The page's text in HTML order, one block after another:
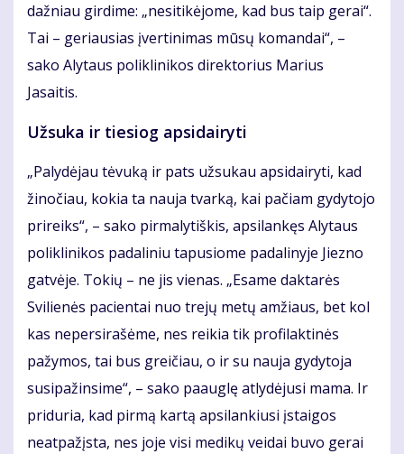
dažniau girdime: „nesitikėjome, kad bus taip gerai“.
Tai – geriausias įvertinimas mūsų komandai“, –
sako Alytaus poliklinikos direktorius Marius
Jasaitis.
Užsuka ir tiesiog apsidairyti
„Palydėjau tėvuką ir pats užsukau apsidairyti, kad
žinočiau, kokia ta nauja tvarką, kai pačiam gydytojo
prireiks“, – sako pirmalytiškis, apsilankęs Alytaus
poliklinikos padaliniu tapusiome padalinyje Jiezno
gatvėje. Tokių – ne jis vienas. „Esame daktarės
Svilienės pacientai nuo trejų metų amžiaus, bet kol
kas nepersirašėme, nes reikia tik profilaktinės
pažymos, tai bus greičiau, o ir su nauja gydytoja
susipažinsime“, – sako paauglę atlydėjusi mama. Ir
priduria, kad pirmą kartą apsilankiusi įstaigos
neatpažįsta, nes joje visi medikų veidai buvo gerai